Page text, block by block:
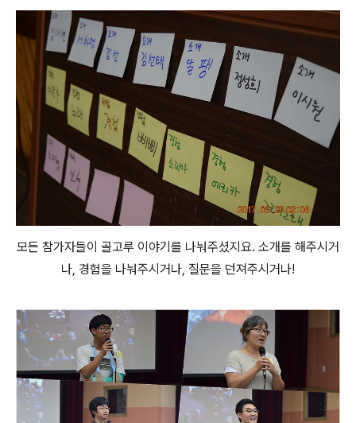
모든 참가자들이 골고루 이야기를 나눠주셨지요. 소개를 해주시거
나, 경험을 나눠주시거나, 질문을 던져주시거나!